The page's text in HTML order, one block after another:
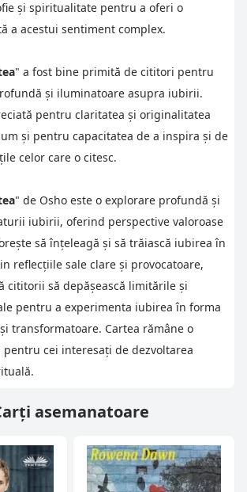
și spiritualitate pentru a oferi o
a acestui sentiment complex.
" a fost bine primită de cititori pentru
și iluminatoare asupra iubirii.
pentru claritatea și originalitatea
și pentru capacitatea de a inspira și de
celor care o citesc.
" de Osho este o explorare profundă și
iubirii, oferind perspective valoroase
să înțeleagă și să trăiască iubirea în
reflecțiile sale clare și provocatoare,
cititorii să depășească limitările și
pentru a experimenta iubirea în forma
transformatoare. Cartea rămâne o
pentru cei interesați de dezvoltarea
asemanatoare